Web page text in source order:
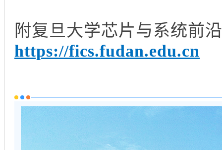
附复旦大学芯片与系统前
https://fics.fudan.edu.cn